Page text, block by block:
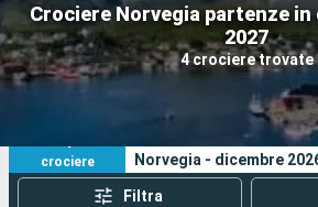
Crociere Norvegia partenze in
2027
4 crociere trovate
Le nostre destinazioni
Mesi di partenza
Ricerca
4
crociere
I tuoi criteri di ricerca:
Norvegia - dicembre
Filtra